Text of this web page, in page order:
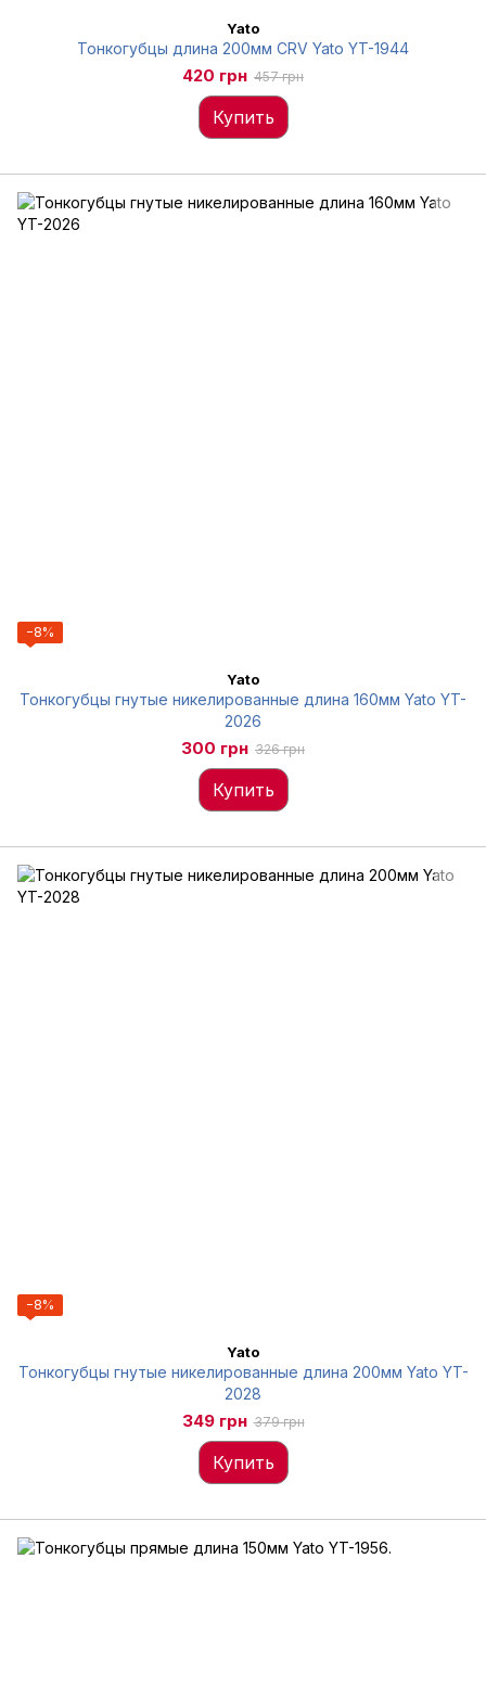
Yato
Тонкогубцы длина 200мм CRV Yato YT-1944
420 грн 457 грн
Купить
−8%
Yato
Тонкогубцы гнутые никелированные длина 160мм Yato YT-
2026
300 грн 326 грн
Купить
−8%
Yato
Тонкогубцы гнутые никелированные длина 200мм Yato YT-
2028
349 грн 379 грн
Купить